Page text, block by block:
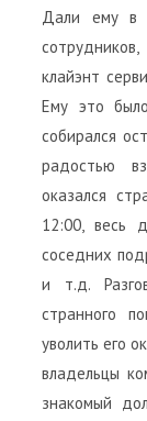
Дали ему в
клайэнт
Ему это
собирался
радостью
оказался
12:00, весь
соседних
и т.д.
странного
уволить его
владельцы
знакомый